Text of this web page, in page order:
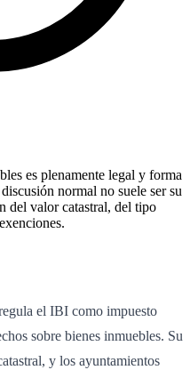
es plenamente legal y forma
normal no suele ser su
del valor catastral, del tipo
el IBI como impuesto
sobre bienes inmuebles. Su
y los ayuntamientos